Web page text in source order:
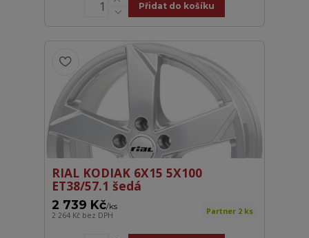
Přidat do košíku
RIAL KODIAK 6X15 5X100
ET38/57.1 šedá
2 739 Kč/ks
2 264 Kč bez DPH Partner 2 ks